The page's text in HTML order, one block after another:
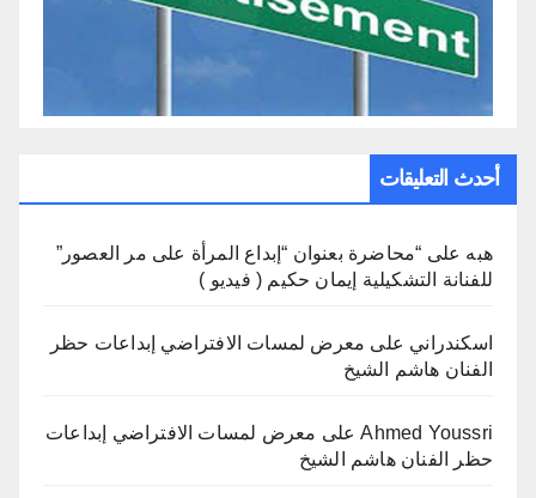
أحدث التعليقات
هبه على “محاضرة بعنوان “إبداع المرأة على مر العصور”
للفنانة التشكيلية إيمان حكيم ( فيديو )
اسكندراني على معرض لمسات الافتراضي إبداعات حظر
الفنان هاشم الشيخ
Ahmed Youssriعلى معرض لمسات الافتراضي إبداعات
حظر الفنان هاشم الشيخ